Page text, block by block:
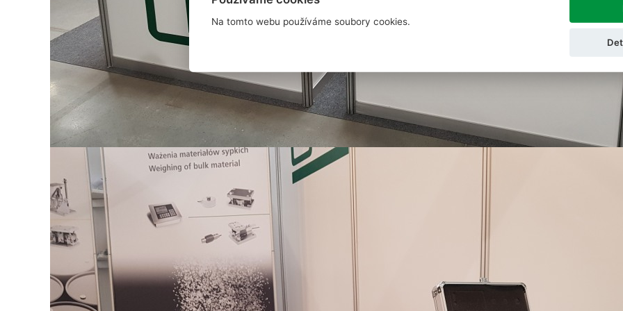
Na tomto webu používáme soubory cookies.